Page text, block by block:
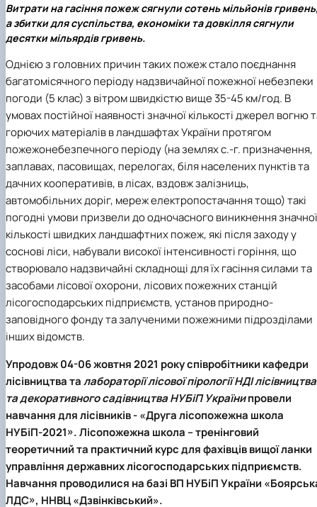
Пожежна ситуація в Україні за даними ЗМІ
Проєкти
Прес-релізи
Контакти
Витрати на гасіння пожеж сягнули сотень мільйонів
а збитки для суспільства, економіки та довкілля сягнули
десятки мільярдів гривень.
Однією з головних причин таких пожеж стало поєднання
багатомісячного періоду надзвичайної пожежної небезпеки
погоди (5 клас) з вітром швидкістю вище 35-45 км/год. В
умовах постійної наявності значної кількості джерел вогню
горючих матеріалів в ландшафтах України протягом
пожежонебезпечного періоду (на землях с.-г. призначення,
заплавах, пасовищах, перелогах, біля населених пунктів та
дачних кооперативів, в лісах, вздовж залізниць,
автомобільних доріг, мереж електропостачання тощо) такі
погодні умови призвели до одночасного виникнення значної
кількості швидких ландшафтних пожеж, які після заходу у
соснові ліси, набували високої інтенсивності горіння, що
створювало надзвичайні складнощі для їх гасіння силами та
засобами лісової охорони, лісових пожежних станцій
лісогосподарських підприємств, установ природно-
заповідного фонду та залученими пожежними підрозділами
інших відомств.
Упродовж 04-06 жовтня 2021 року співробітники кафедри
лісівництва талабораторії лісової пірології НДІ лісівництва
та декоративного садівництва НУБіП Українипровели
навчання для лісівників - «Друга лісопожежна школа
НУБіП-2021». Лісопожежна школа – тренінговий
теоретичний та практичний курс для фахівців вищої ланки
управління державних лісогосподарських підприємств.
Навчання проводилися на базі ВП НУБіП України
ЛДС», ННВЦ «Дзвінківський».